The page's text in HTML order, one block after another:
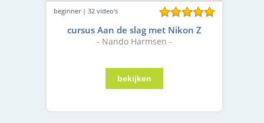
beginner | 32 video's
cursus Aan de slag met Nikon Z
- Nando Harmsen -